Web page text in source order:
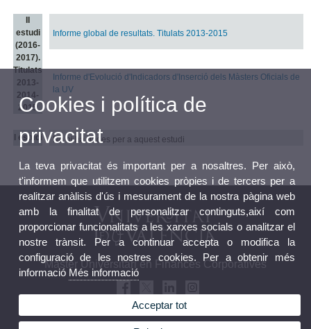
estudi
(2016-
2017).
Titulats
2013-
2014-
2015
Informe global de resultats. Titulats 2013-2015
Informe d'Evolució d'Indicadors d'Inserció dels Màsters Oficials de
la UV
I estudi No hi ha dades per a aquest estudi
Màster Universitari en Finances Corporatives
Cookies i política de
privacitat
La teva privacitat és important per a nosaltres. Per això,
t'informem que utilitzem cookies pròpies i de tercers per a
realitzar anàlisis d'ús i mesurament de la nostra pàgina web
amb la finalitat de personalitzar continguts,així com
proporcionar funcionalitats a les xarxes socials o analitzar el
nostre trànsit. Per a continuar accepta o modifica la
configuració de les nostres cookies. Per a obtenir més
informació Més informació
Acceptar tot